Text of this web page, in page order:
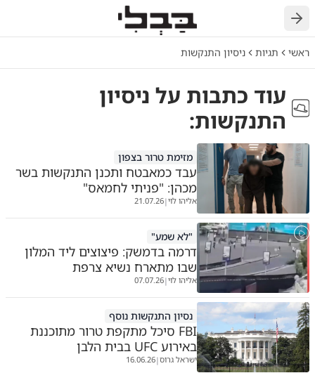
חזרה
ראשי תגיות ניסיון התנקשות
עוד כתבות על ניסיון
התנקשות:
מזימת טרור בצפון
עבד כמאבטח ותכנן התנקשות בשר
מכהן: "פניתי לחמאס"
אליהו לוי|
21.07.26
"לא שמע"
דרמה בדמשק: פיצוצים ליד המלון
שבו מתארח נשיא צרפת
אליהו לוי|
07.07.26
נסיון התנקשות נוסף
FBI סיכל מתקפת טרור מתוכננת
באירוע UFC בבית הלבן
ישראל גרוס|
16.06.26